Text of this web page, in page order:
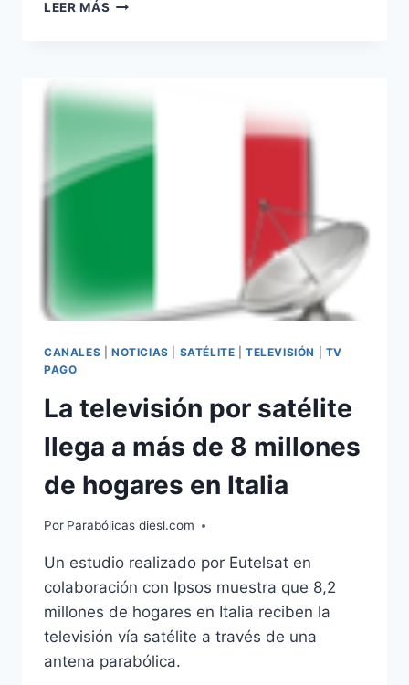
LEER MÁS
CON
MAYOR
PARA
CANALES NOTICIAS SATÉLITE |TELEVISIÓN
TV
PAGO
La televisión por satélite
llega a más de 8 millones
de hogares en Italia
Por Parabólicas diesl.com
Un estudio realizado por Eutelsat en
colaboración con Ipsos muestra que 8,2
millones de hogares en Italia reciben la
televisión vía satélite a través de una
antena parabólica.